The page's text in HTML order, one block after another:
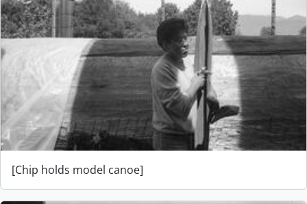
[Chip holds model canoe]